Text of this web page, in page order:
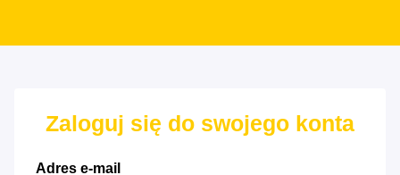
Zaloguj się do swojego konta
Adres e-mail